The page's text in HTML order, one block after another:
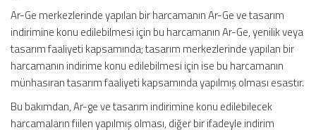
Ar-Ge merkezlerinde yapılan bir harcamanın Ar-Ge ve tasarım
indirimine konu edilebilmesi için bu harcamanın Ar-Ge, yenilik veya
tasarım faaliyeti kapsamında; tasarım merkezlerinde yapılan bir
harcamanın indirime konu edilebilmesi için ise bu harcamanın
münhasıran tasarım faaliyeti kapsamında yapılmış olması esastır.
Bu bakımdan, Ar-ge ve tasarım indirimine konu edilebilecek
harcamaların fiilen yapılmış olması, diğer bir ifadeyle indirim